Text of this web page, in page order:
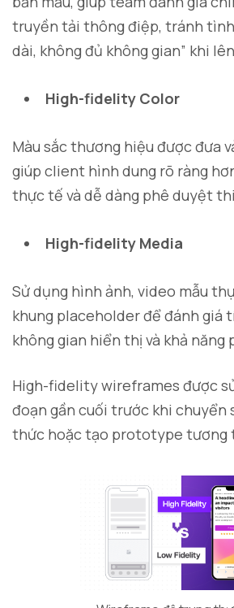
truyền tải thông điệp, tránh
dài, không đủ không gian” khi
High-fidelity Color
Màu sắc thương hiệu được đưa
giúp client hình dung rõ ràng
thực tế và dễ dàng phê duyệt
High-fidelity Media
Sử dụng hình ảnh, video mẫu
khung placeholder để đánh giá
không gian hiển thị và khả năng
High-fidelity wireframes được
đoạn gần cuối trước khi chuyển
thức hoặc tạo prototype tương